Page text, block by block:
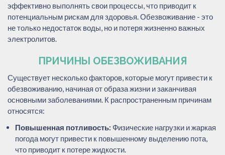
эффективно выполнять свои процессы, что приводит к
потенциальным рискам для здоровья. Обезвоживание - это
не только недостаток воды, но и потеря жизненно важных
электролитов.
ПРИЧИНЫ ОБЕЗВОЖИВАНИЯ
Существует несколько факторов, которые могут привести к
обезвоживанию, начиная от образа жизни и заканчивая
основными заболеваниями. К распространенным причинам
относятся:
Повышенная потливость: Физические нагрузки и жаркая
погода могут привести к повышенному выделению пота,
что приводит к потере жидкости.